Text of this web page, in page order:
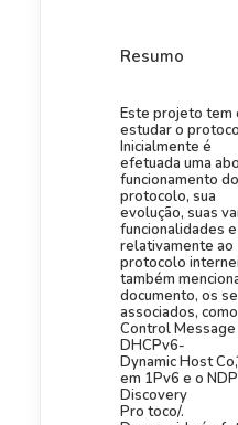
Resumo
Este projeto tem
estudar o
Inicialmente é
efetuada uma
funcionamento
protocolo, sua
evolução, suas
funcionalidades
relativamente ao
protocolo
também
documento, os
associados,
Control
DHCPv6-
Dynamic Host
em 1Pv6 e o
Discovery
Pro toco/.